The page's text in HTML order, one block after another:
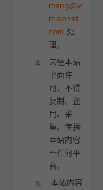
meng@yi
miaonet.
com 处
理。
4.
未经本站
书面许
可，不得
复制、盗
用、采
集、传播
本站内容
至任何平
台。
5.
本站内容